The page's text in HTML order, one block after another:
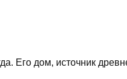
Его дом, источник